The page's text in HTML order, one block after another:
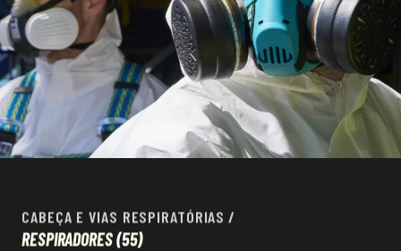
CABEÇA E VIAS RESPIRATÓRIAS /
RESPIRADORES(55)